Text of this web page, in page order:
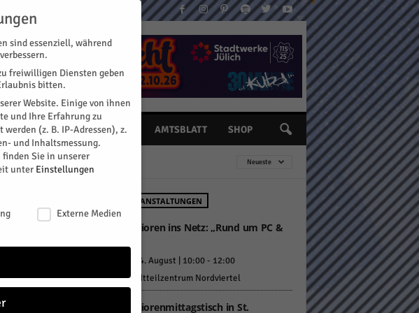
GALERIE TERMINE AMTSBLATT SHOP
Neueste
NÄCHSTE VERANSTALTUNGEN
04
Senioren ins Netz: „Rund um PC &
Di.. 4. August | 10:00- 12:00
Stadtteilzentrum Nordviertel
Seniorenmittagstisch in St.
sind essenziell, während
freiwilligen Diensten geben
bitten.
Website. Einige von ihnen
und Ihre Erfahrung zu
(z. B. IP-Adressen), z.
und Inhaltsmessung.
Sie in unserer
unter Einstellungen
Externe Medien